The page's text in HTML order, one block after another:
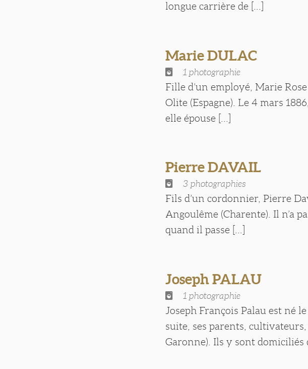
longue carrière de [...]
Marie DULAC
1 photographie
Fille d’un employé, Marie
Olite (Espagne). Le 4 mars
elle épouse [...]
Pierre DAVAIL
3 photographies
Fils d’un cordonnier, Pierre
Angoulême (Charente). Il n’a
quand il passe [...]
Joseph PALAU
1 photographie
Joseph François Palau est né
suite, ses parents,
Garonne). Ils y sont domiciliés